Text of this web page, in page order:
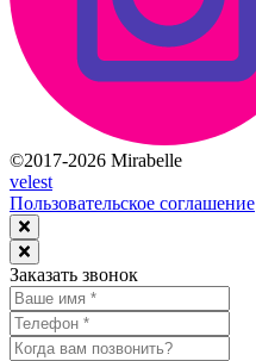
©2017-2026 Mirabelle
velest
Пользовательское соглашение
Заказать звонок